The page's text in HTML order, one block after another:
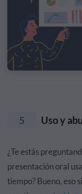
5 Uso y
¿Te estás
presentación oral
tiempo? Bueno, eso